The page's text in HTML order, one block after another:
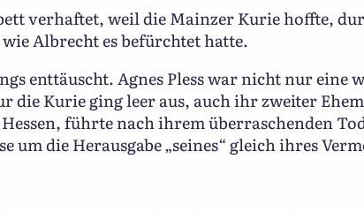
verhaftet, weil die Mainzer Kurie hoffte,
Albrecht es befürchtet hatte.
enttäuscht. Agnes Pless war nicht nur eine
die Kurie ging leer aus, auch ihr zweiter
führte nach ihrem überraschenden
um die Herausgabe „seines“ gleich ihres